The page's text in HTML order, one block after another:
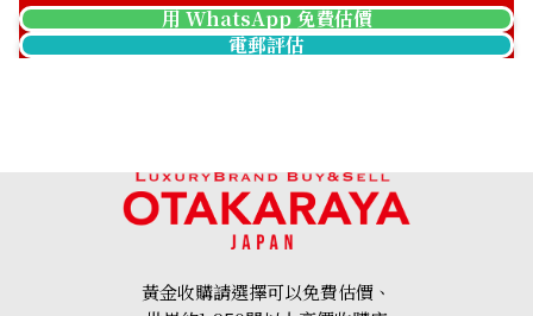
用 WhatsApp 免費估價
電郵評估
黃金收購請選擇可以免費估價、